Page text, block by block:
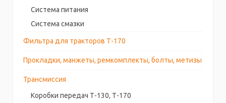
Система питания
Система смазки
Фильтра для тракторов Т-170
Прокладки, манжеты, ремкомплекты, болты, метизы
Трансмиссия
Коробки передач Т-130, Т-170